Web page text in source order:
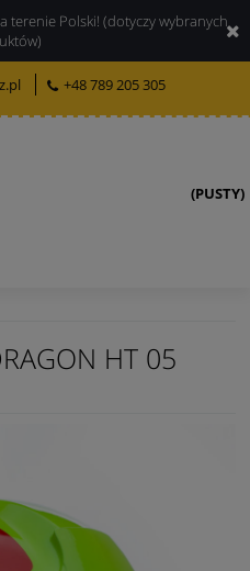
terenie Polski! (dotyczy wybranych
+48 789 205 305
(PUSTY)
HT 05